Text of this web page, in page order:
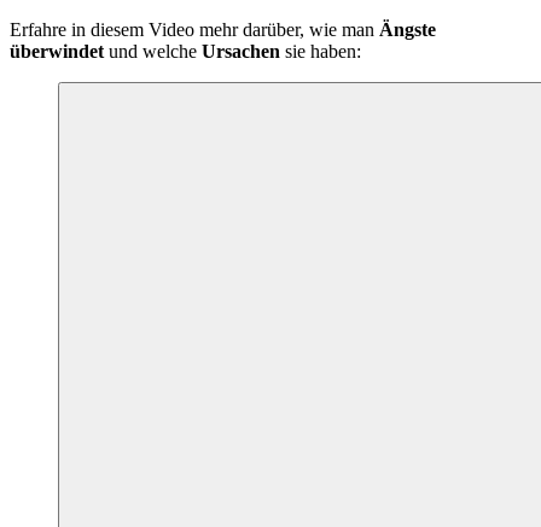
Erfahre in diesem Video mehr darüber, wie man Ängste
überwindet und welche Ursachen sie haben: